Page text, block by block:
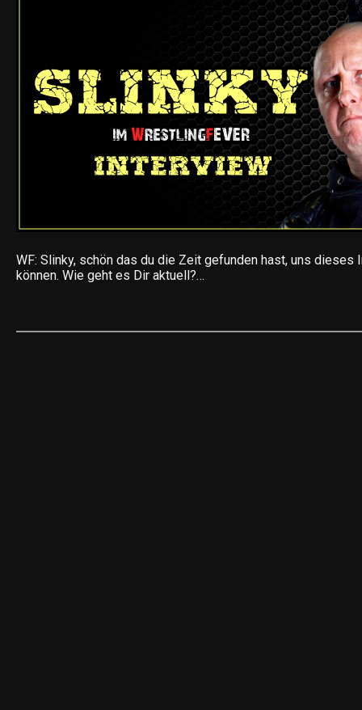
WF: Slinky, schön das du die Zeit gefunden hast, uns dieses
können. Wie geht es Dir aktuell?…